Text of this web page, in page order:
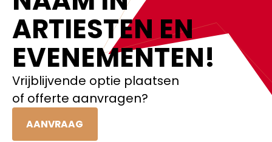
ARTIESTEN EN
EVENEMENTEN!‍
Vrijblijvende optie plaatsen
of offerte aanvragen?
AANVRAAG